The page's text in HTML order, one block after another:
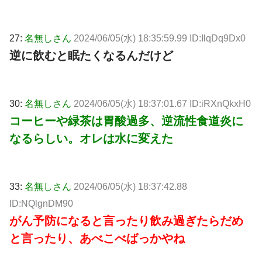
27: 名無しさん 2024/06/05(水) 18:35:59.99 ID:IlqDq9Dx0
逆に飲むと眠たくなるんだけど
30: 名無しさん 2024/06/05(水) 18:37:01.67 ID:iRXnQkxH0
コーヒーや緑茶は胃酸過多、逆流性食道炎に
なるらしい。オレは水に変えた
33: 名無しさん 2024/06/05(水) 18:37:42.88
ID:NQlgnDM90
がん予防になると言ったり飲み過ぎたらだめ
と言ったり、あべこべばっかやね